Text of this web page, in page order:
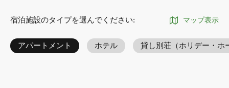
宿泊施設のタイプを選んでください: マップ表示
アパートメント ホテル 貸し別荘（ホリデー・ホ